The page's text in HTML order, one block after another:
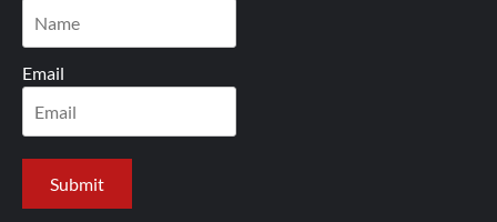
Email